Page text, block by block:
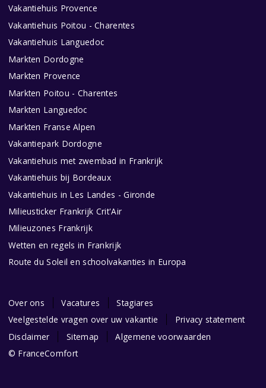
Vakantiehuis Provence
Vakantiehuis Poitou - Charentes
Vakantiehuis Languedoc
Markten Dordogne
Markten Provence
Markten Poitou - Charentes
Markten Languedoc
Markten Franse Alpen
Vakantiepark Dordogne
Vakantiehuis met zwembad in Frankrijk
Vakantiehuis bij Bordeaux
Vakantiehuis in Les Landes - Gironde
Milieusticker Frankrijk Crit'Air
Milieuzones Frankrijk
Wetten en regels in Frankrijk
Route du Soleil en schoolvakanties in Europa
Over ons Vacatures
Stagiares
Veelgestelde vragen over uw vakantie
Privacy statement
Disclaimer
Sitemap
Algemene voorwaarden
© FranceComfort